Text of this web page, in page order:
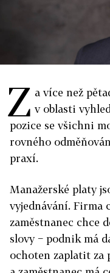
Z a více než
v oblasti
pozice se všichni
rovného
praxí.
Manažerské platy
vyjednávání. Firma
zaměstnanec chce
slovy − podnik má
ochoten zaplatit za